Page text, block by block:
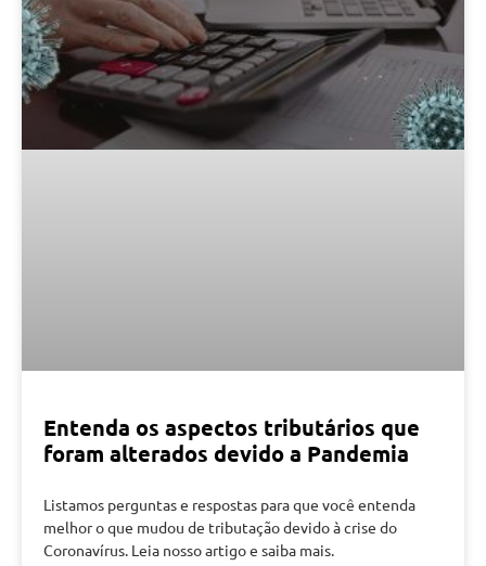
Entenda os aspectos tributários que
foram alterados devido a Pandemia
Listamos perguntas e respostas para que você entenda
melhor o que mudou de tributação devido à crise do
Coronavírus. Leia nosso artigo e saiba mais.